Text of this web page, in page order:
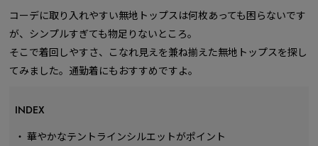
コーデに取り入れやすい無地トップスは何枚あっても困らないです
が、シンプルすぎても物足りないところ。
そこで着回しやすさ、こなれ見えを兼ね揃えた無地トップスを探し
てみました。通勤着にもおすすめですよ。
INDEX
・ 華やかなテントラインシルエットがポイント